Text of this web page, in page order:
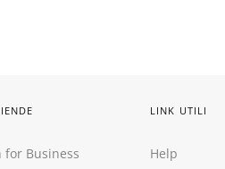
for Business
LINK UTILI
Help